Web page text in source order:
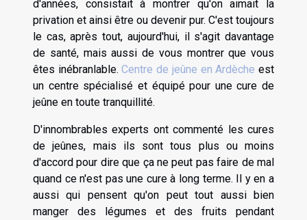
d'années, consistait à montrer qu'on aimait la
privation et ainsi être ou devenir pur. C'est toujours
le cas, après tout, aujourd'hui, il s'agit davantage
de santé, mais aussi de vous montrer que vous
êtes inébranlable.Centre de jeûne en Ardèche est
un centre spécialisé et équipé pour une cure de
jeûne en toute tranquillité.
D'innombrables experts ont commenté les cures
de jeûnes, mais ils sont tous plus ou moins
d'accord pour dire que ça ne peut pas faire de mal
quand ce n'est pas une cure à long terme. Il y en a
aussi qui pensent qu'on peut tout aussi bien
manger des légumes et des fruits pendant